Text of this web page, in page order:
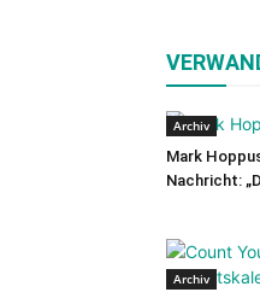
Archiv
Mark
Nachricht:
Archiv